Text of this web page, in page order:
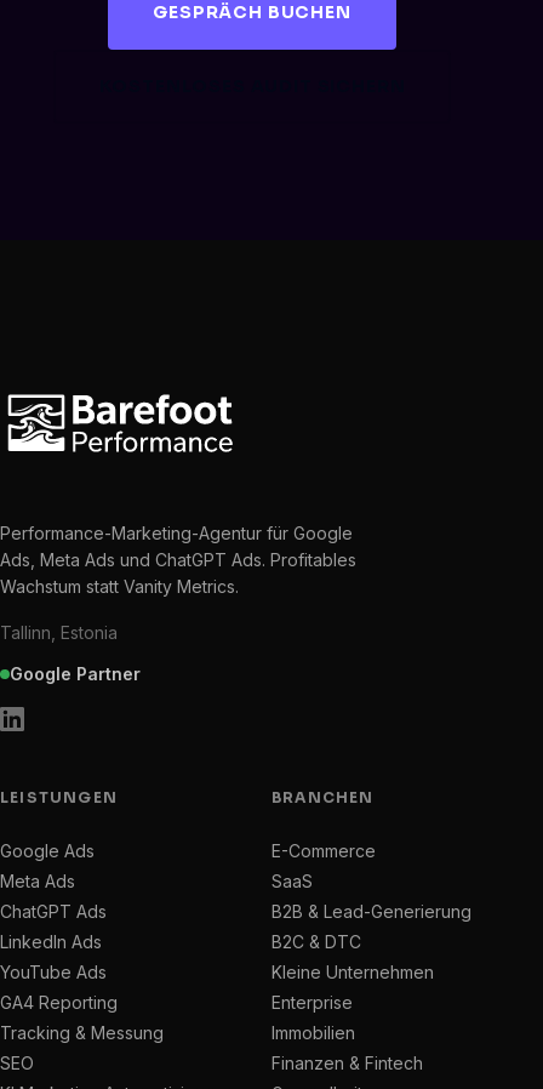
GESPRÄCH BUCHEN
Performance-Marketing-Agentur für Google
Ads, Meta Ads und ChatGPT Ads. Profitables
Wachstum statt Vanity Metrics.
Tallinn, Estonia
Google Partner
LEISTUNGEN
Google Ads
Meta Ads
ChatGPT Ads
LinkedIn Ads
YouTube Ads
GA4 Reporting
Tracking & Messung
SEO
BRANCHEN
E-Commerce
SaaS
B2B & Lead-Generierung
B2C & DTC
Kleine Unternehmen
Enterprise
Immobilien
Finanzen & Fintech